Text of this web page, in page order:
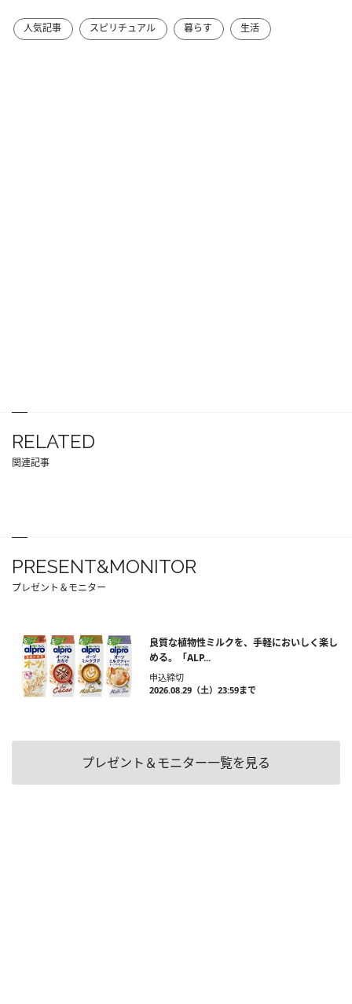
人気記事 スピリチュアル 暮らす 生活
RELATED
関連記事
PRESENT&MONITOR
プレゼント＆モニター
良質な植物性ミルクを、手軽においしく楽し
める。「ALP...
申込締切
2026.08.29（土）23:59まで
プレゼント＆モニター一覧を見る